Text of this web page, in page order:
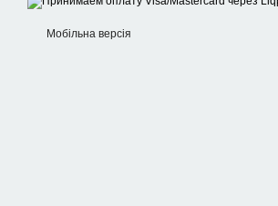
Мобільна версія